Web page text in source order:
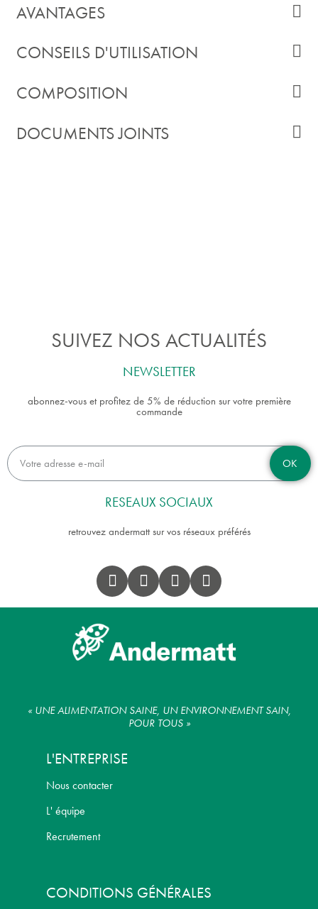
AVANTAGES
CONSEILS D'UTILISATION
COMPOSITION
DOCUMENTS JOINTS
SUIVEZ NOS ACTUALITÉS
NEWSLETTER
abonnez-vous et profitez de 5% de réduction sur votre première
commande
OK
RESEAUX SOCIAUX
retrouvez andermatt sur vos réseaux préférés
« UNE ALIMENTATION SAINE, UN ENVIRONNEMENT SAIN,
POUR TOUS »
L'ENTREPRISE
Nous contacter
L' équipe
Recrutement
CONDITIONS GÉNÉRALES